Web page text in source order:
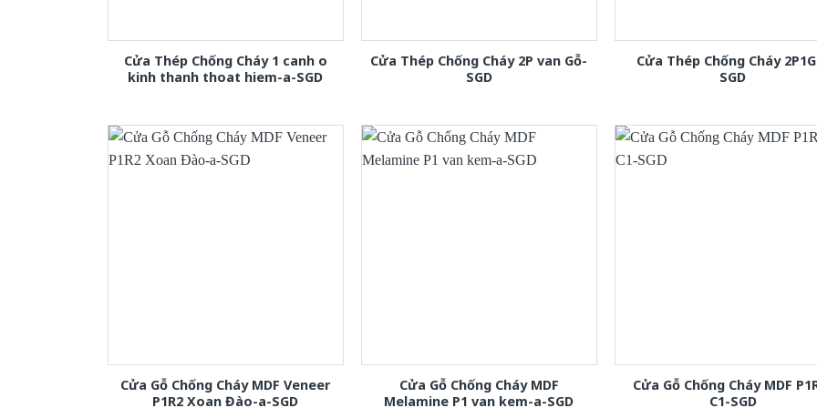
Cửa Thép Chống Cháy 1 canh o
kinh thanh thoat hiem-a-SGD
Cửa Thép Chống Cháy 2P van Gỗ-
SGD
Cửa Thép Chống Cháy
SGD
Cửa Gỗ Chống Cháy MDF Veneer
P1R2 Xoan Đào-a-SGD
Cửa Gỗ Chống Cháy MDF
Melamine P1 van kem-a-SGD
Cửa Gỗ Chống Cháy MDF
C1-SGD